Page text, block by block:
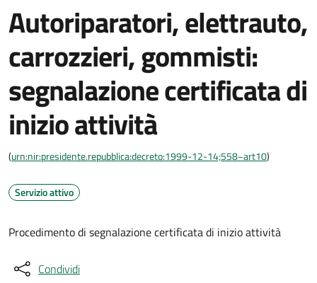
Autoriparatori, elettrauto,
carrozzieri, gommisti:
segnalazione certificata di
inizio attività
(urn:nir:presidente.repubblica:decreto:1999-12-14;558~art10)
Servizio attivo
Procedimento di segnalazione certificata di inizio attività
Condividi